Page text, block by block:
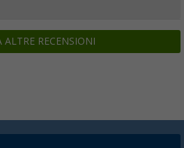
ALTRE RECENSIONI